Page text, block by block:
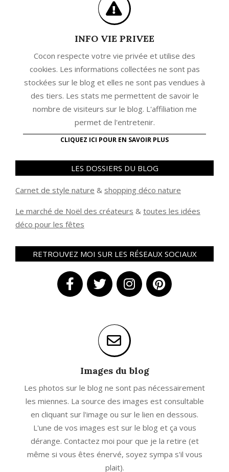
INFO VIE PRIVEE
Cocon respecte votre vie privée et utilise des
cookies. Les informations collectées ne sont pas
stockées sur le blog et elles ne sont pas vendues à
des tiers. Les stats me permettent de savoir le
nombre de visiteurs sur le blog. L'affiliation me
permet de l'entretenir.
CLIQUEZ ICI POUR EN SAVOIR PLUS
LES DOSSIERS DU BLOG
Carnet de style nature & shopping déco nature
Le marché de Noël des créateurs & toutes les idées
déco pour les fêtes
RETROUVEZ MOI SUR LES RÉSEAUX SOCIAUX
Images du blog
Les photos sur le blog ne sont pas nécessairement
les miennes. La source des images est consultable
en cliquant sur l'image ou sur le lien en dessous.
L'une de vos images est sur le blog et ça vous
dérange. Contactez moi pour que je la retire (et
même si vous êtes énervé, soyez sympa s'il vous
plait).